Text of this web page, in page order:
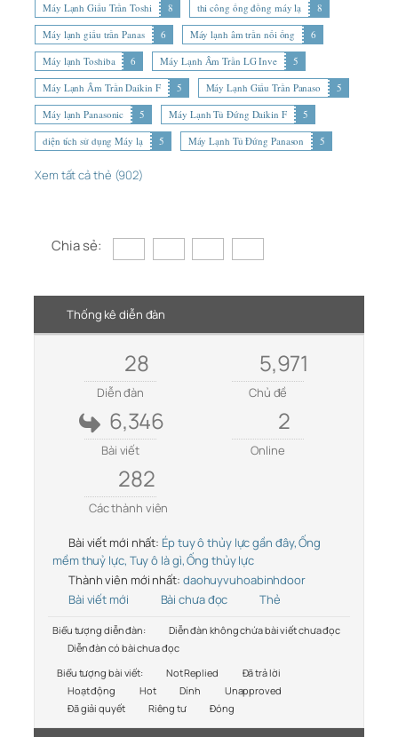
Máy Lạnh Giấu Trần Toshi
8 thi công ống đồng máy lạ
8
Máy lạnh giấu trần Panas
6 Máy lạnh âm trần nối ống
6
Máy lạnh Toshiba
6 Máy Lạnh Âm Trần LG Inve
5
Máy Lạnh Âm Trần Daikin F
5 Máy Lạnh Giấu Trần Panaso
5
Máy lạnh Panasonic
5 Máy Lạnh Tủ Đứng Daikin F
5
diện tích sử dụng Máy lạ
5 Máy Lạnh Tủ Đứng Panason 5
Xem tất cả thẻ (902)
Chia sẻ:
Thống kê diễn đàn
28
Diễn đàn
5,971
Chủ đề
6,346
Bài viết
2
Online
282
Các thành viên
Bài viết mới nhất: Ép tuy ô thủy lực gần đây, Ống
mềm thuỷ lực, Tuy ô là gì, Ống thủy lực
Thành viên mới nhất: daohuyvuhoabinhdoor
Bài viết mới
Bài chưa đọc Thẻ
Biểu tượng diễn đàn:
Diễn đàn không chứa bài viết chưa đọc
Diễn đàn có bài chưa đọc
Biểu tượng bài viết:
Not Replied
Đã trả lời
Hoạt động
Hot Dính
Unapproved
Đã giải quyết
Riêng tư Đóng